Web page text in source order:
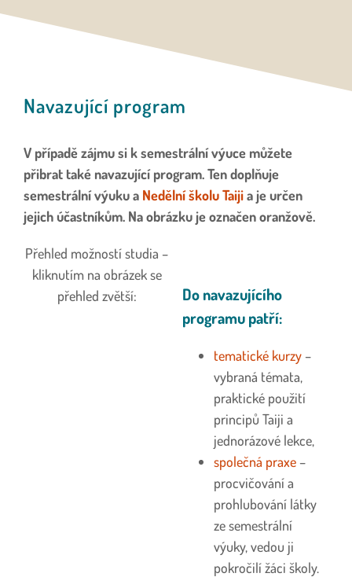
Navazující program
V případě zájmu si k semestrální výuce můžete
přibrat také navazující program. Ten doplňuje
semestrální výuku a Nedělní školu Taijia je určen
jejich účastníkům. Na obrázku je označen oranžově.
Přehled možností studia –
kliknutím na obrázek se
přehled zvětší:
Do navazujícího
programu patří:
tematické kurzy–
vybraná témata,
praktické použití
principů Taiji a
jednorázové lekce,
společná praxe–
procvičování a
prohlubování látky
ze semestrální
výuky, vedou ji
pokročilí žáci školy.